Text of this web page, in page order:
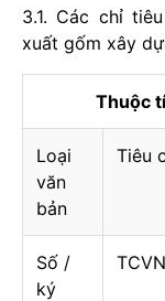
3.1. Các chỉ
xuất gốm xây
Thuộc
Loại
văn
bản
Tiêu
Số /
ký